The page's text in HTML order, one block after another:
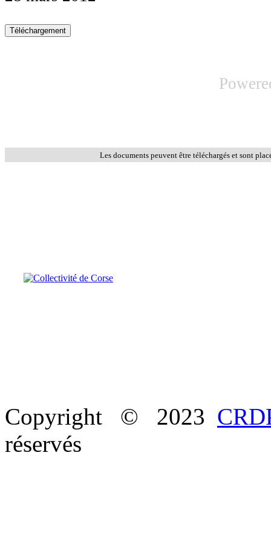
Les documents peuvent être téléchargés et sont
Copyright © 2023
réservés